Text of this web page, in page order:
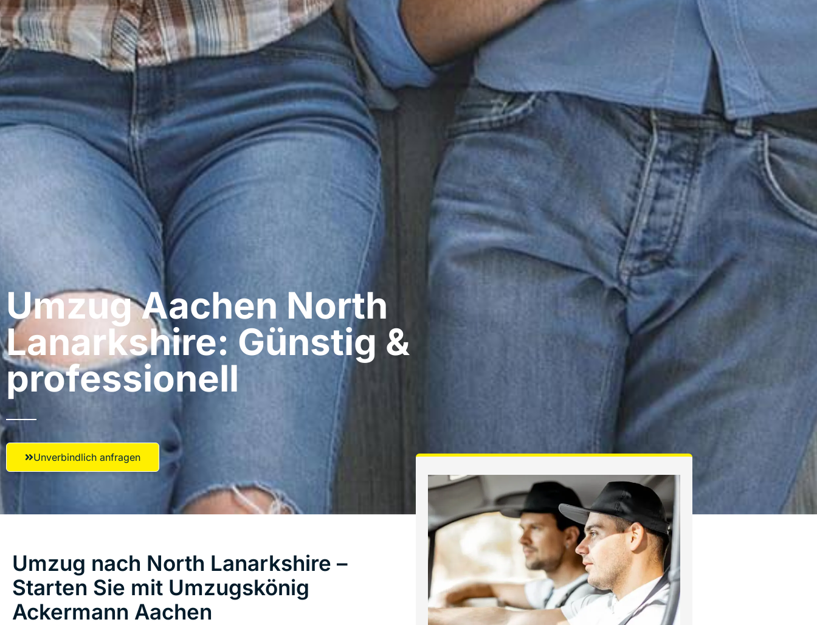
Umzug Aachen​ North
Lanarkshire: Günstig &
professionell​
Unverbindlich anfragen
Umzug nach North Lanarkshire –
Starten Sie mit Umzugskönig
Ackermann Aachen